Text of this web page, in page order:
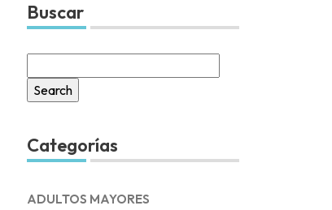
Buscar
for:
Categorías
ADULTOS MAYORES